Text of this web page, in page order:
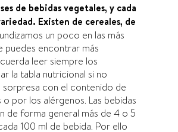
de bebidas vegetales, y cada
Existen de cereales, de
un poco en las más
puedes encontrar más
leer siempre los
la tabla nutricional si no
sorpresa con el contenido de
por los alérgenos. Las bebidas
de forma general más de 4 o 5
100 ml de bebida. Por ello